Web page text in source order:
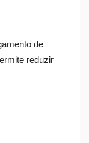
de
reduzir